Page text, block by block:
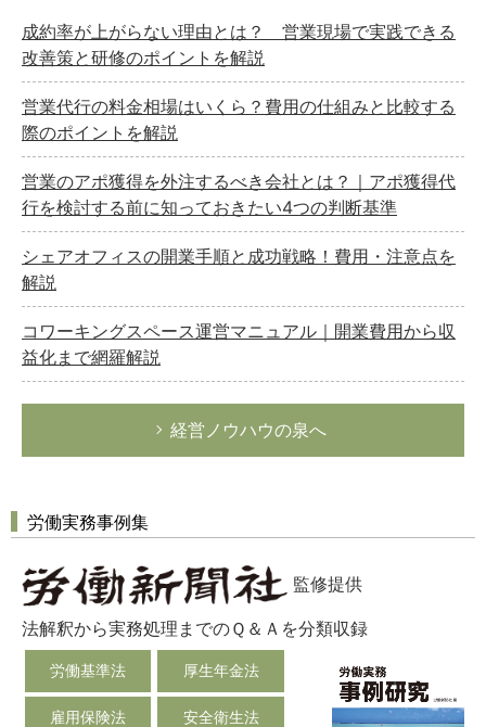
成約率が上がらない理由とは？ 営業現場で実践できる
改善策と研修のポイントを解説
営業代行の料金相場はいくら？費用の仕組みと比較する
際のポイントを解説
営業のアポ獲得を外注するべき会社とは？｜アポ獲得代
行を検討する前に知っておきたい4つの判断基準
シェアオフィスの開業手順と成功戦略！費用・注意点を
解説
コワーキングスペース運営マニュアル｜開業費用から収
益化まで網羅解説
経営ノウハウの泉へ
労働実務事例集
監修提供
法解釈から実務処理までのＱ＆Ａを分類収録
労働基準法 厚生年金法
雇用保険法 安全衛生法